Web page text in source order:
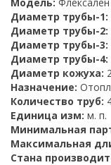
Диаметр трубы-1:
Диаметр трубы-2:
Диаметр трубы-3:
Диаметр трубы-4:
Диаметр кожуха:
Назначение:
Количество труб:
Единица изм: м. п.
Минимальная
Максимальная
Стана